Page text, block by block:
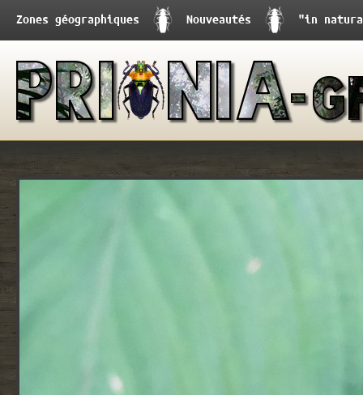
Zones géographiques Nouveautés "in